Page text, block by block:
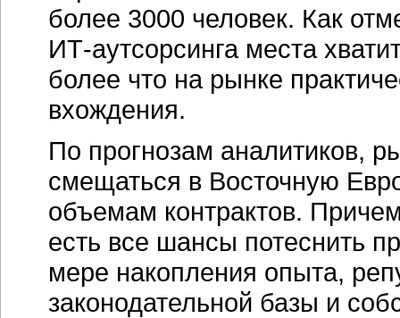
более 3000 человек. Как
ИТ-аутсорсингаместа
более что на рынке
вхождения.
По прогнозам аналитиков,
смещаться в Восточную
объемам контрактов.
есть все шансы потеснить
мере накопления опыта,
законодательной базы и